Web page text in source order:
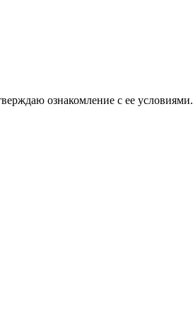
ознакомление с ее условиями.